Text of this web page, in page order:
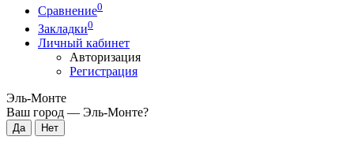
Сравнение0
Закладки0
Личный кабинет
Авторизация
Регистрация
Эль-Монте
Ваш город — Эль-Монте?